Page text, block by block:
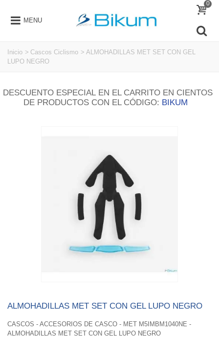
MENU
0
Inicio > Cascos Ciclismo > ALMOHADILLAS MET SET CON GEL
LUPO NEGRO
DESCUENTO ESPECIAL EN EL CARRITO EN CIENTOS
DE PRODUCTOS CON EL CÓDIGO: BIKUM
ALMOHADILLAS MET SET CON GEL LUPO NEGRO
CASCOS - ACCESORIOS DE CASCO - MET M5IMBM1040NE -
ALMOHADILLAS MET SET CON GEL LUPO NEGRO